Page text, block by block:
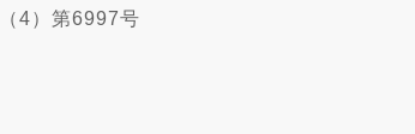
4）第6997号